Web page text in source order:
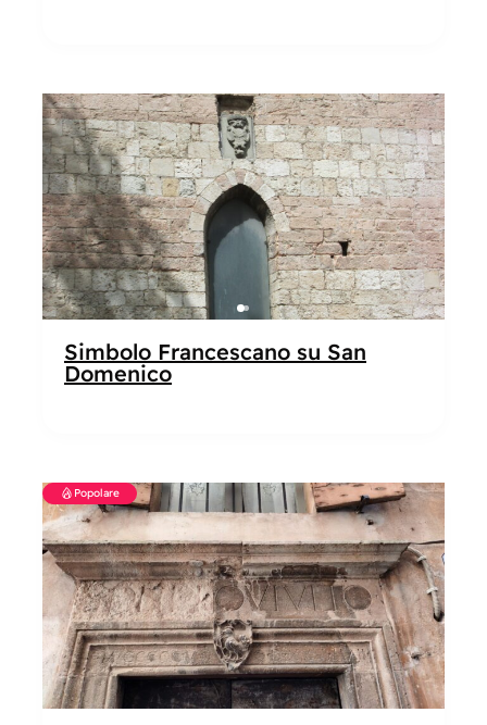
Popolare
Simbolo Francescano su San
Domenico
Popolare